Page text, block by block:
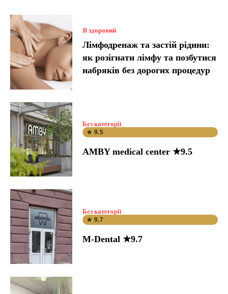
Я здоровий
Лімфодренаж та застій рідини:
як розігнати лімфу та позбутися
набряків без дорогих процедур
Без категорії
★ 9.5
AMBY medical center ★9.5
Без категорії
★ 9.7
M-Dental ★9.7